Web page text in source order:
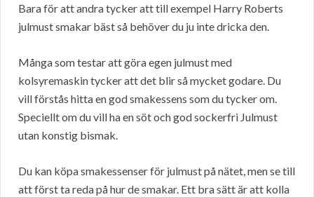
Bara för att andra tycker att till exempel Harry Roberts
julmust smakar bäst så behöver du ju inte dricka den.
Många som testar att göra egen julmust med
kolsyremaskin tycker att det blir så mycket godare. Du
vill förstås hitta en god smakessens som du tycker om.
Speciellt om du vill ha en söt och god sockerfri Julmust
utan konstig bismak.
Du kan köpa smakessenser för julmust på nätet, men se till
att först ta reda på hur de smakar. Ett bra sätt är att kolla